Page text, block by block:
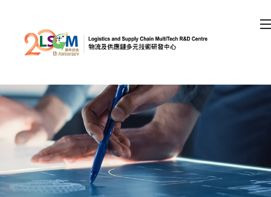
跳到内容（按回车键）
会员登录
A A A EN
主页